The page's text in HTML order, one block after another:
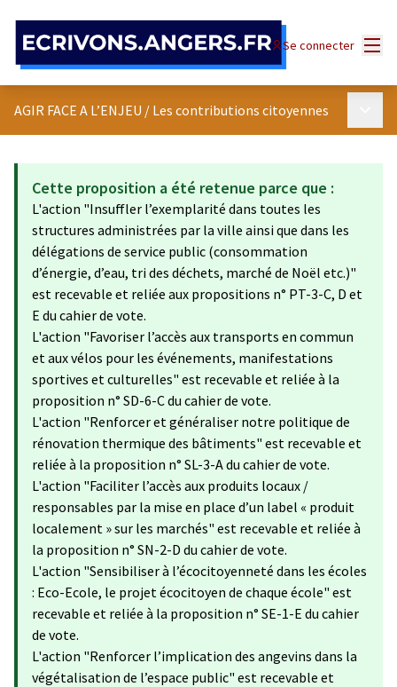
Se connecter
AGIR FACE A L’ENJEU / Les contributions citoyennes
Cette proposition a été retenue parce que :
L'action "Insuffler l’exemplarité dans toutes les
structures administrées par la ville ainsi que dans les
délégations de service public (consommation
d’énergie, d’eau, tri des déchets, marché de Noël etc.)"
est recevable et reliée aux propositions n° PT-3-C, D et
E du cahier de vote.
L'action "Favoriser l’accès aux transports en commun
et aux vélos pour les événements, manifestations
sportives et culturelles" est recevable et reliée à la
proposition n° SD-6-C du cahier de vote.
L'action "Renforcer et généraliser notre politique de
rénovation thermique des bâtiments" est recevable et
reliée à la proposition n° SL-3-A du cahier de vote.
L'action "Faciliter l’accès aux produits locaux /
responsables par la mise en place d’un label « produit
localement » sur les marchés" est recevable et reliée à
la proposition n° SN-2-D du cahier de vote.
L'action "Sensibiliser à l’écocitoyenneté dans les écoles
: Eco-Ecole, le projet écocitoyen de chaque école" est
recevable et reliée à la proposition n° SE-1-E du cahier
de vote.
L'action "Renforcer l’implication des angevins dans la
végétalisation de l’espace public" est recevable et